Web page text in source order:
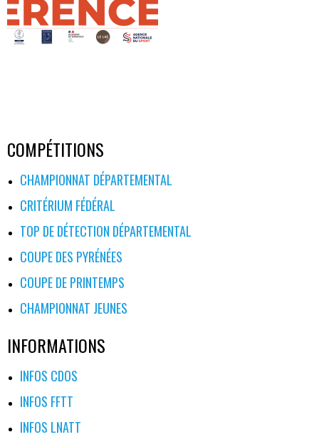
COMPÉTITIONS
CHAMPIONNAT DÉPARTEMENTAL
CRITÉRIUM FÉDÉRAL
TOP DE DÉTECTION DÉPARTEMENTAL
COUPE DES PYRÉNÉES
COUPE DE PRINTEMPS
CHAMPIONNAT JEUNES
INFORMATIONS
INFOS CDOS
INFOS FFTT
INFOS LNATT